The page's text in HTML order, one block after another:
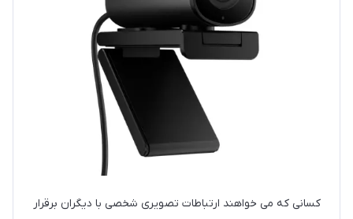
کسانی که می خواهند ارتباطات تصویری شخصی با دیگران برقرار